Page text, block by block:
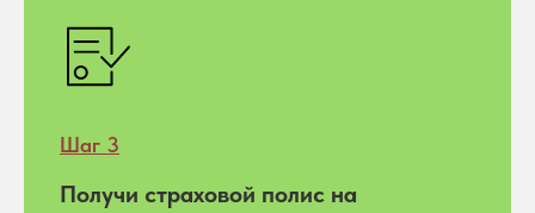
Шаг 3
Получи страховой полис на